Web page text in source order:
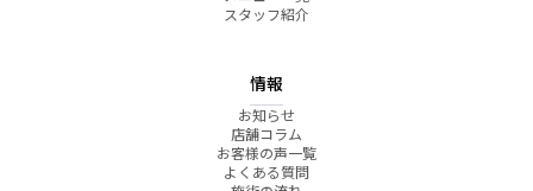
スタッフ紹介
情報
お知らせ
店舗コラム
お客様の声一覧
よくある質問